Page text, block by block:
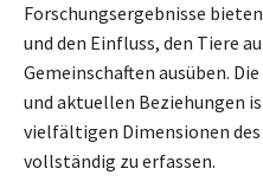
Forschungsergebnisse
und den Einfluss, den Tiere
Gemeinschaften ausüben.
und aktuellen Beziehungen
vielfältigen Dimensionen des
vollständig zu erfassen.